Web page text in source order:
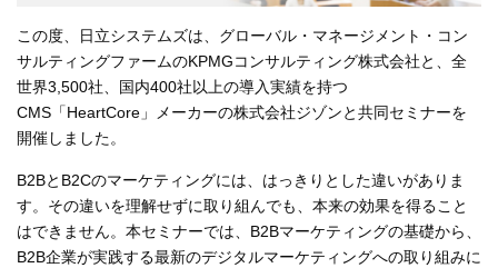
この度、日立システムズは、グローバル・マネージメント・コン
サルティングファームのKPMGコンサルティング株式会社と、全
世界3,500社、国内400社以上の導入実績を持つ
CMS「HeartCore」メーカーの株式会社ジゾンと共同セミナーを
開催しました。
B2BとB2Cのマーケティングには、はっきりとした違いがありま
す。その違いを理解せずに取り組んでも、本来の効果を得ること
はできません。本セミナーでは、B2Bマーケティングの基礎から、
B2B企業が実践する最新のデジタルマーケティングへの取り組みに